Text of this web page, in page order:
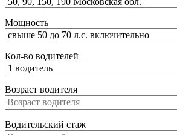
Мощность
Кол-во водителей
Возраст водителя
Водительский стаж